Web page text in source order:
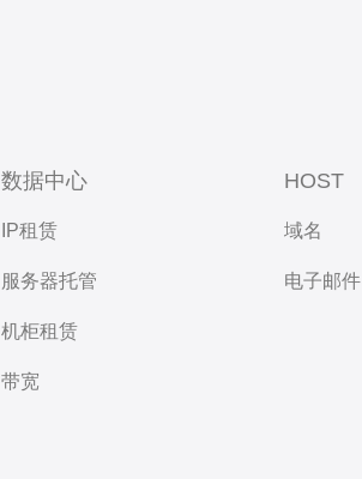
数据中心
IP租赁
服务器托管
机柜租赁
带宽
HOST
域名
电子邮件